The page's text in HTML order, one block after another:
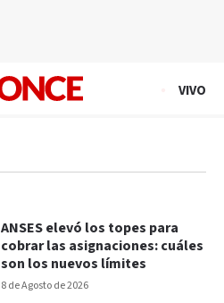
VIVO
8 de Agosto de 2026
ANSES elevó los topes para
cobrar las asignaciones: cuáles
son los nuevos límites